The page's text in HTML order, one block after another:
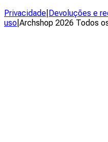
Privacidade Devoluções e
uso Archshop 2026 Todos